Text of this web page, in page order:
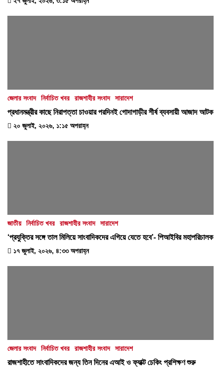
জেলার সংবাদ নির্বাচিত খবর রাজশাহীর সংবাদ সারাদেশ
প্রধানমন্ত্রীর কাছে নিরাপত্তা চাওয়ার পরদিনই গোদাগাড়ীর শীর্ষ ব্যবসায়ী আজাদ আটক
২০ জুলাই, ২০২৬, ১:১৫ অপরাহ্ন
জাতীয় নির্বাচিত খবর রাজশাহীর সংবাদ সারাদেশ
‘প্রযুক্তির সঙ্গে তাল মিলিয়ে সাংবাদিকদের এগিয়ে যেতে হবে’- পিআইবির মহাপরিচালক
১৭ জুলাই, ২০২৬, ৪:৩৩ অপরাহ্ন
জেলার সংবাদ নির্বাচিত খবর রাজশাহীর সংবাদ সারাদেশ
রাজশাহীতে সাংবাদিকদের জন্য তিন দিনের এআই ও ফ্যাক্ট চেকিং প্রশিক্ষণ শুরু